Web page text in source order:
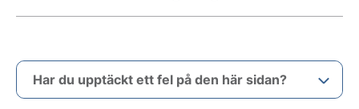
Har du upptäckt ett fel på den här sidan?